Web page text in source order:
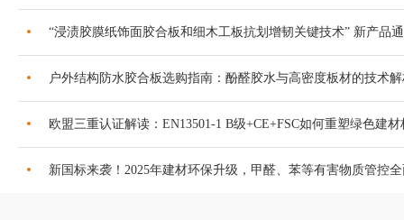
“浸渍胶膜纸饰面胶合板和细木工板抗划增韧关键技术” 新产品
户外结构防水胶合板选购指南：酚醛胶水与高密度板材的技术
欧盟三重认证解读：EN13501-1 B级+CE+FSC如何重塑绿色建材
新国标来袭！2025年建材环保升级，甲醛、苯等有害物质管控